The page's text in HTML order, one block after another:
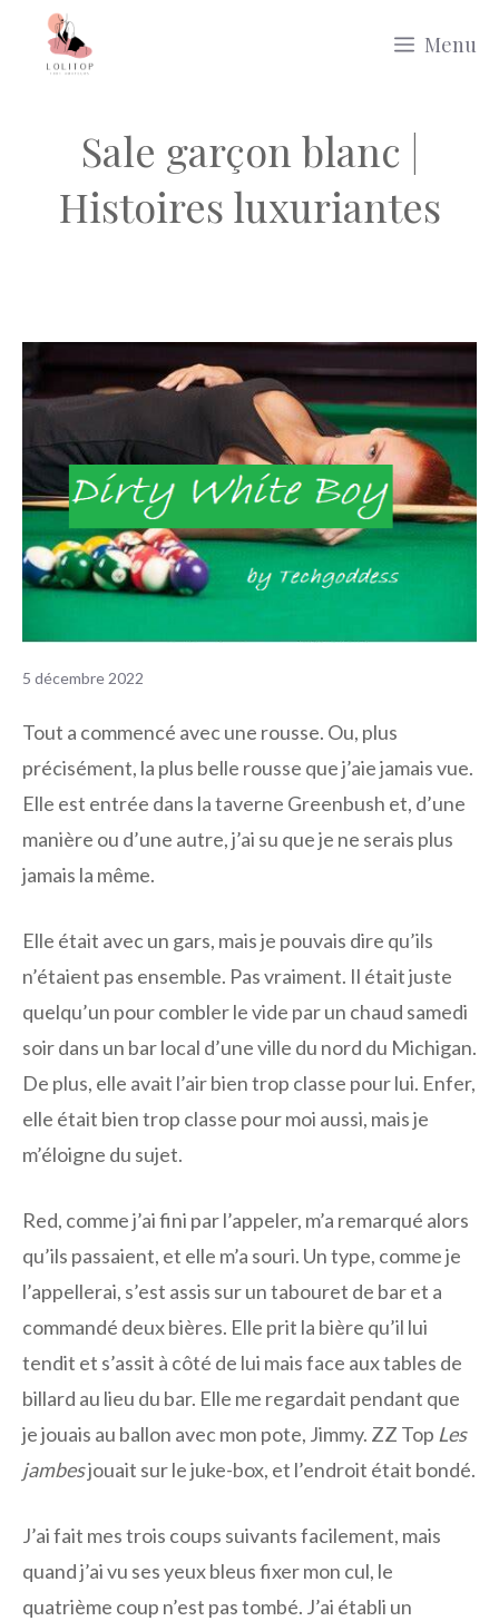
Menu
Sale garçon blanc |
Histoires luxuriantes
5 décembre 2022
Tout a commencé avec une rousse. Ou, plus
précisément, la plus belle rousse que j’aie jamais vue.
Elle est entrée dans la taverne Greenbush et, d’une
manière ou d’une autre, j’ai su que je ne serais plus
jamais la même.
Elle était avec un gars, mais je pouvais dire qu’ils
n’étaient pas ensemble. Pas vraiment. Il était juste
quelqu’un pour combler le vide par un chaud samedi
soir dans un bar local d’une ville du nord du Michigan.
De plus, elle avait l’air bien trop classe pour lui. Enfer,
elle était bien trop classe pour moi aussi, mais je
m’éloigne du sujet.
Red, comme j’ai fini par l’appeler, m’a remarqué alors
qu’ils passaient, et elle m’a souri. Un type, comme je
l’appellerai, s’est assis sur un tabouret de bar et a
commandé deux bières. Elle prit la bière qu’il lui
tendit et s’assit à côté de lui mais face aux tables de
billard au lieu du bar. Elle me regardait pendant que
je jouais au ballon avec mon pote, Jimmy. ZZ Top Les
jambesjouait sur le juke-box, et l’endroit était bondé.
J’ai fait mes trois coups suivants facilement, mais
quand j’ai vu ses yeux bleus fixer mon cul, le
quatrième coup n’est pas tombé. J’ai établi un